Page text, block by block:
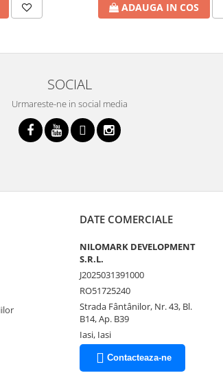
ADAUGA IN COS
SOCIAL
Urmareste-ne in social media
DATE COMERCIALE
NILOMARK DEVELOPMENT
S.R.L.
J2025031391000
RO51725240
Strada Fântânilor, Nr. 43, Bl.
B14, Ap. B39
Iasi, Iasi
Contacteaza-ne